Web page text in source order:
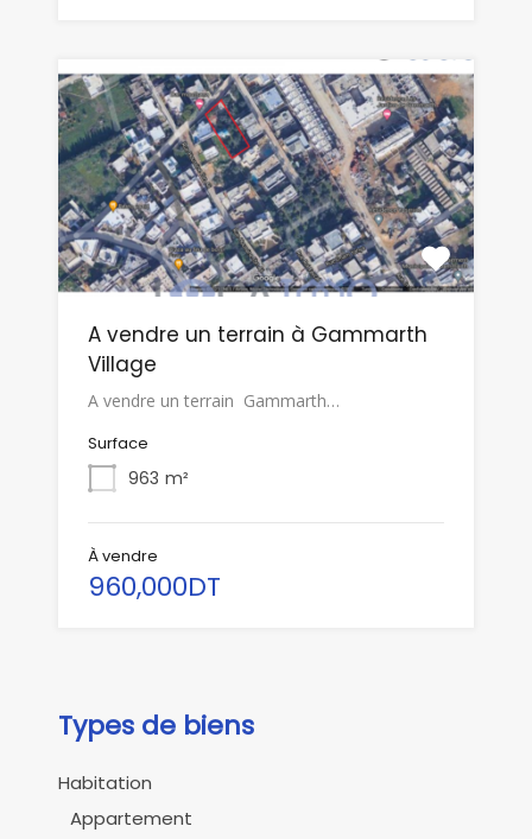
A vendre un terrain à Gammarth
Village
A vendre un terrain Gammarth…
Surface
963 m²
À vendre
960,000DT
Types de biens
Habitation
Appartement